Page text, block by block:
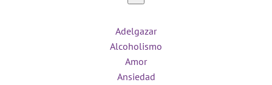
Adelgazar
Alcoholismo
Amor
Ansiedad